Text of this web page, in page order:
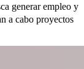
generar empleo y
a cabo proyectos